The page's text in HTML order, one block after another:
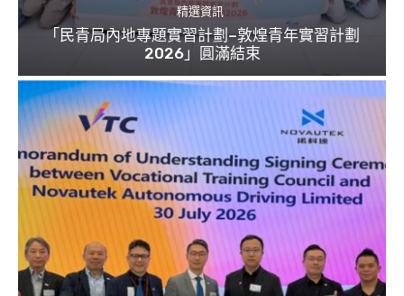
精選資訊
「民青局內地專題實習計劃–敦煌青年實習計劃
2026」圓滿結束